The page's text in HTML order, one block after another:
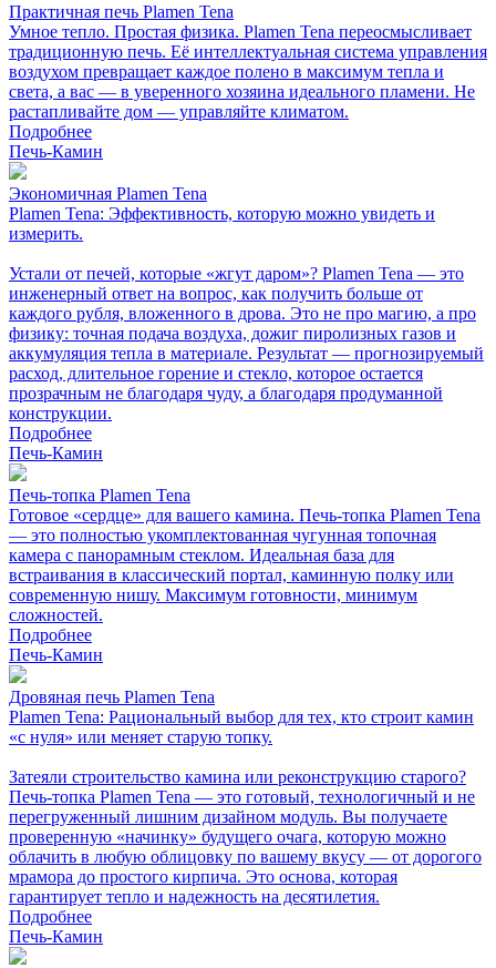
Практичная печь Plamen Tena
Умное тепло. Простая физика. Plamen Tena переосмысливает
традиционную печь. Её интеллектуальная система управления
воздухом превращает каждое полено в максимум тепла и
света, а вас — в уверенного хозяина идеального пламени. Не
растапливайте дом — управляйте климатом.
Подробнее
Печь-Камин
Экономичная Plamen Tena
Plamen Tena: Эффективность, которую можно увидеть и
измерить.
Устали от печей, которые «жгут даром»? Plamen Tena — это
инженерный ответ на вопрос, как получить больше от
каждого рубля, вложенного в дрова. Это не про магию, а про
физику: точная подача воздуха, дожиг пиролизных газов и
аккумуляция тепла в материале. Результат — прогнозируемый
расход, длительное горение и стекло, которое остается
прозрачным не благодаря чуду, а благодаря продуманной
конструкции.
Подробнее
Печь-Камин
Печь-топка Plamen Tena
Готовое «сердце» для вашего камина. Печь-топка Plamen Tena
— это полностью укомплектованная чугунная топочная
камера с панорамным стеклом. Идеальная база для
встраивания в классический портал, каминную полку или
современную нишу. Максимум готовности, минимум
сложностей.
Подробнее
Печь-Камин
Дровяная печь Plamen Tena
Plamen Tena: Рациональный выбор для тех, кто строит камин
«с нуля» или меняет старую топку.
Затеяли строительство камина или реконструкцию старого?
Печь-топка Plamen Tena — это готовый, технологичный и не
перегруженный лишним дизайном модуль. Вы получаете
проверенную «начинку» будущего очага, которую можно
облачить в любую облицовку по вашему вкусу — от дорогого
мрамора до простого кирпича. Это основа, которая
гарантирует тепло и надежность на десятилетия.
Подробнее
Печь-Камин